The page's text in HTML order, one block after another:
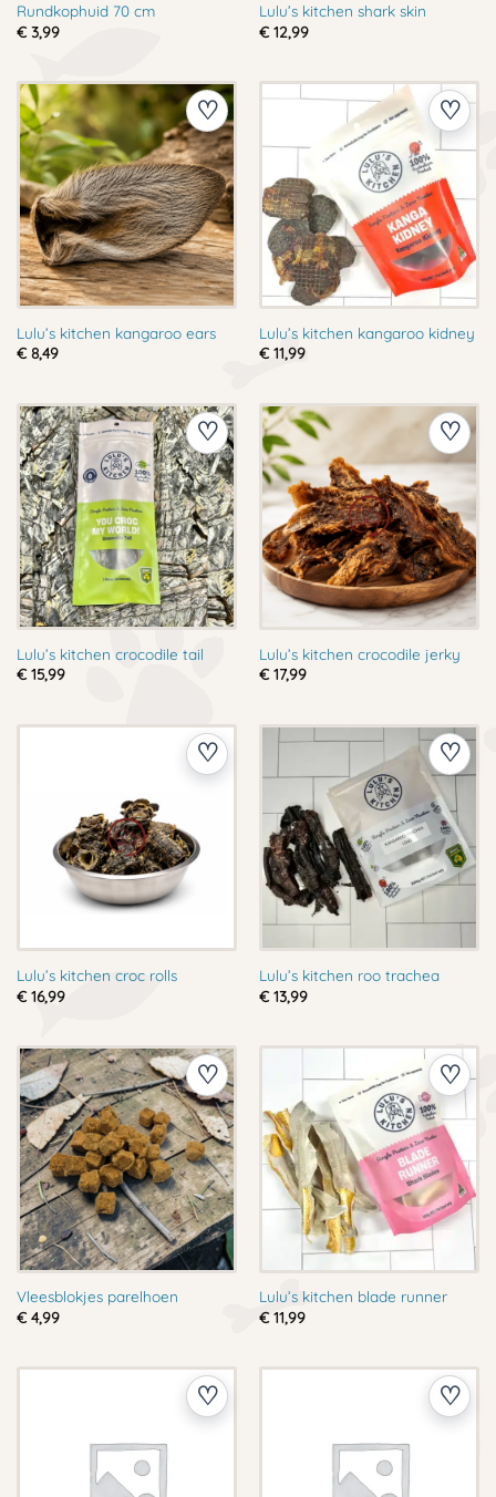
Rundkophuid 70 cm
€3,99
Lulu’s kitchen shark skin
€12,99
Lulu’s kitchen kangaroo ears
€8,49
Lulu’s kitchen kangaroo kidney
€11,99
Lulu’s kitchen crocodile tail
€15,99
Lulu’s kitchen crocodile jerky
€17,99
Lulu’s kitchen croc rolls
€16,99
Lulu’s kitchen roo trachea
€13,99
Vleesblokjes parelhoen
€4,99
Lulu’s kitchen blade runner
€11,99